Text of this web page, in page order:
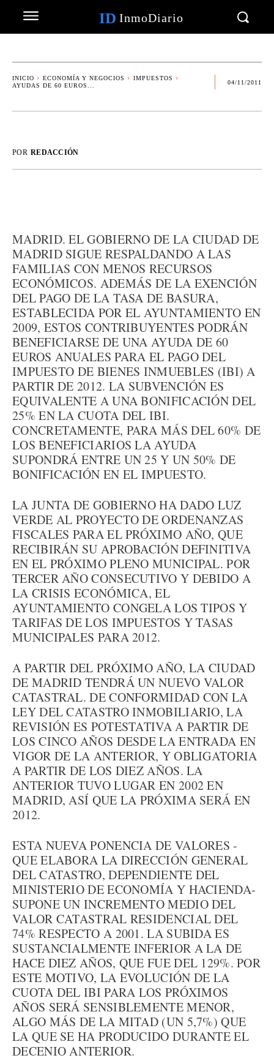
ID InmoDiario
INICIO ECONOMÍA Y NEGOCIOS
IMPUESTOS
AYUDAS DE 60 EUROS...
04/11/2011
POR REDACCIÓN
MADRID. EL GOBIERNO DE LA CIUDAD DE
MADRID SIGUE RESPALDANDO A LAS
FAMILIAS CON MENOS RECURSOS
ECONÓMICOS. ADEMÁS DE LA EXENCIÓN
DEL PAGO DE LA TASA DE BASURA,
ESTABLECIDA POR EL AYUNTAMIENTO EN
2009, ESTOS CONTRIBUYENTES PODRÁN
BENEFICIARSE DE UNA AYUDA DE 60
EUROS ANUALES PARA EL PAGO DEL
IMPUESTO DE BIENES INMUEBLES (IBI) A
PARTIR DE 2012. LA SUBVENCIÓN ES
EQUIVALENTE A UNA BONIFICACIÓN DEL
25% EN LA CUOTA DEL IBI.
CONCRETAMENTE, PARA MÁS DEL 60% DE
LOS BENEFICIARIOS LA AYUDA
SUPONDRÁ ENTRE UN 25 Y UN 50% DE
BONIFICACIÓN EN EL IMPUESTO.
LA JUNTA DE GOBIERNO HA DADO LUZ
VERDE AL PROYECTO DE ORDENANZAS
FISCALES PARA EL PRÓXIMO AÑO, QUE
RECIBIRÁN SU APROBACIÓN DEFINITIVA
EN EL PRÓXIMO PLENO MUNICIPAL. POR
TERCER AÑO CONSECUTIVO Y DEBIDO A
LA CRISIS ECONÓMICA, EL
AYUNTAMIENTO CONGELA LOS TIPOS Y
TARIFAS DE LOS IMPUESTOS Y TASAS
MUNICIPALES PARA 2012.
A PARTIR DEL PRÓXIMO AÑO, LA CIUDAD
DE MADRID TENDRÁ UN NUEVO VALOR
CATASTRAL. DE CONFORMIDAD CON LA
LEY DEL CATASTRO INMOBILIARIO, LA
REVISIÓN ES POTESTATIVA A PARTIR DE
LOS CINCO AÑOS DESDE LA ENTRADA EN
VIGOR DE LA ANTERIOR, Y OBLIGATORIA
A PARTIR DE LOS DIEZ AÑOS. LA
ANTERIOR TUVO LUGAR EN 2002 EN
MADRID, ASÍ QUE LA PRÓXIMA SERÁ EN
2012.
ESTA NUEVA PONENCIA DE VALORES -
QUE ELABORA LA DIRECCIÓN GENERAL
DEL CATASTRO, DEPENDIENTE DEL
MINISTERIO DE ECONOMÍA Y HACIENDA-
SUPONE UN INCREMENTO MEDIO DEL
VALOR CATASTRAL RESIDENCIAL DEL
74% RESPECTO A 2001. LA SUBIDA ES
SUSTANCIALMENTE INFERIOR A LA DE
HACE DIEZ AÑOS, QUE FUE DEL 129%. POR
ESTE MOTIVO, LA EVOLUCIÓN DE LA
CUOTA DEL IBI PARA LOS PRÓXIMOS
AÑOS SERÁ SENSIBLEMENTE MENOR,
ALGO MÁS DE LA MITAD (UN 5,7%) QUE
LA QUE SE HA PRODUCIDO DURANTE EL
DECENIO ANTERIOR.